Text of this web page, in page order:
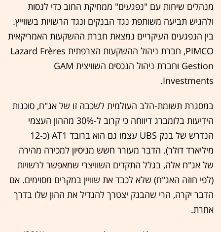
מנהלים שיחות עם "נפגעים" ממחיקת החוב כדי לנסות
ולהגיש תביעה משותפת נגד הבנקים ונגד הרשויות בשווייץ.
בין הנפגעים העיקריים נמצאת חברת ההשקעות האמריקאית
PIMCO, חברת ניהול ההשקעות הצרפתית Lazard Frères
Gestion וחברת ניהול הנכסים השוויצית GAM
Investments.
במסגרת תשומת-הלב העולמית לשכבה זו של אג"ח, סוכנות
הידיעות בלומברג דיווחה כי קרוב ל-30% מההון העצמי
הנדרש של בנק UBS עצמו גם הוא ברובד AT1 (כ-12
מיליארד דולר). הדבר מעורר חשש מניסיון למכירה מהירה
של אג"ח אלה, בגלל התקדים השוויצרי שמאפשר לרשויות
(לפי חוזה האג"ח) שלא לכבד את שוויין במקרים מסוימים. אם
הדבר יקרה, הרי שהבנק יצטרך להגדיל את ההון שלו בדרך
אחרת.